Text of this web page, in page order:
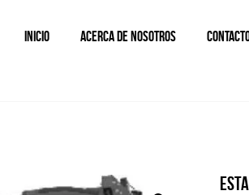
INICIO ACERCA DE NOSOTROS